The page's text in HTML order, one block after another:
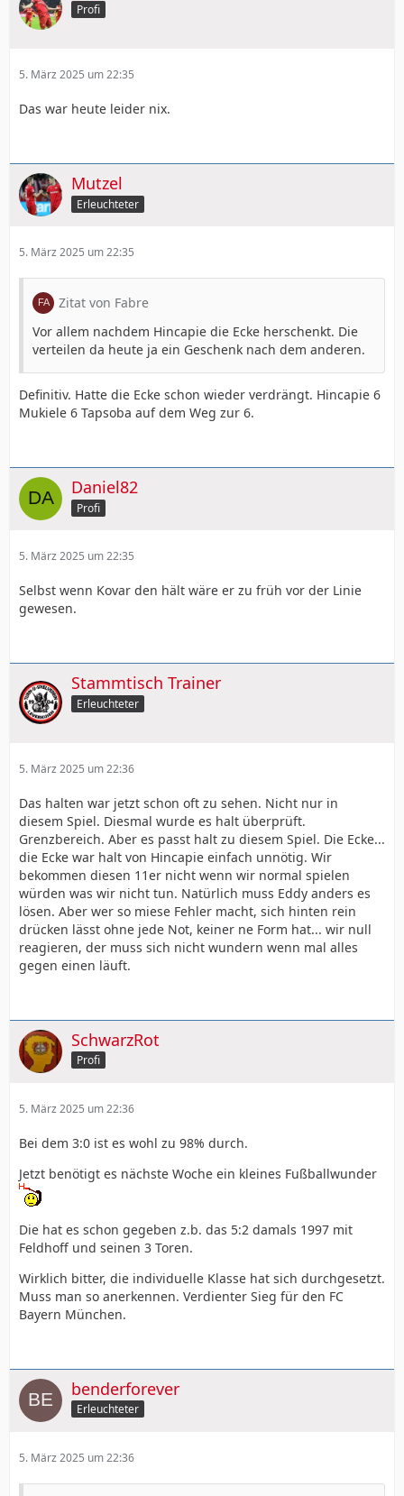
Profi
5. März 2025 um 22:35
Das war heute leider nix.
Mutzel
Erleuchteter
5. März 2025 um 22:35
Zitat von Fabre
Vor allem nachdem Hincapie die Ecke herschenkt. Die
verteilen da heute ja ein Geschenk nach dem anderen.
Definitiv. Hatte die Ecke schon wieder verdrängt. Hincapie 6
Mukiele 6 Tapsoba auf dem Weg zur 6.
Daniel82
Profi
5. März 2025 um 22:35
Selbst wenn Kovar den hält wäre er zu früh vor der Linie
gewesen.
Stammtisch Trainer
Erleuchteter
5. März 2025 um 22:36
Das halten war jetzt schon oft zu sehen. Nicht nur in
diesem Spiel. Diesmal wurde es halt überprüft.
Grenzbereich. Aber es passt halt zu diesem Spiel. Die Ecke...
die Ecke war halt von Hincapie einfach unnötig. Wir
bekommen diesen 11er nicht wenn wir normal spielen
würden was wir nicht tun. Natürlich muss Eddy anders es
lösen. Aber wer so miese Fehler macht, sich hinten rein
drücken lässt ohne jede Not, keiner ne Form hat... wir null
reagieren, der muss sich nicht wundern wenn mal alles
gegen einen läuft.
SchwarzRot
Profi
5. März 2025 um 22:36
Bei dem 3:0 ist es wohl zu 98% durch.
Jetzt benötigt es nächste Woche ein kleines Fußballwunder
Die hat es schon gegeben z.b. das 5:2 damals 1997 mit
Feldhoff und seinen 3 Toren.
Wirklich bitter, die individuelle Klasse hat sich durchgesetzt.
Muss man so anerkennen. Verdienter Sieg für den FC
Bayern München.
benderforever
Erleuchteter
5. März 2025 um 22:36